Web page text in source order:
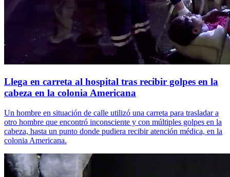
Llega en carreta al hospital tras recibir golpes en la
cabeza en la colonia Americana
Un hombre en situación de calle utilizó una carreta para trasladar a
otro hombre que encontró inconsciente y con múltiples golpes en la
cabeza, hasta un punto donde pudiera recibir atención médica, en la
colonia Americana.